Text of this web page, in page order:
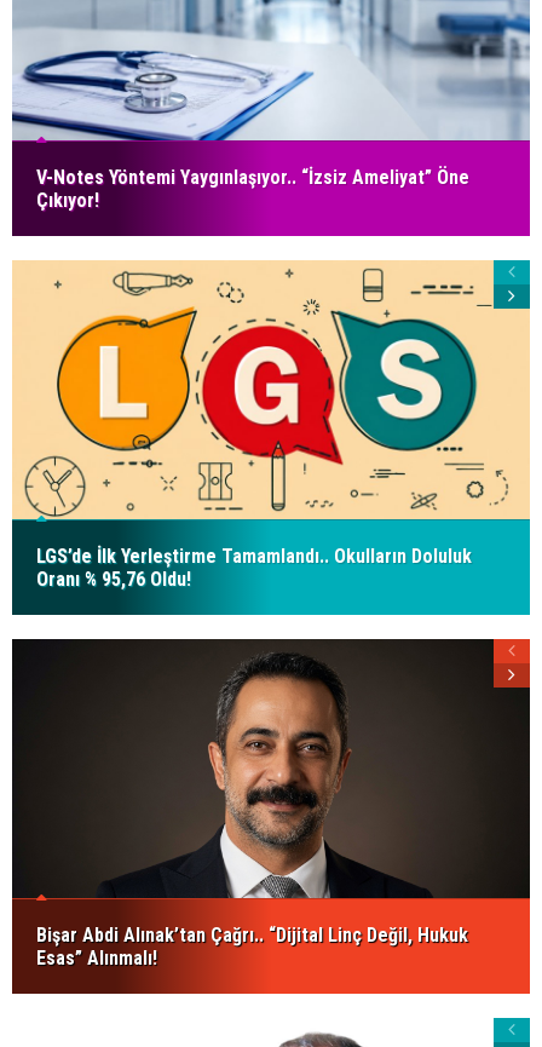
V-Notes Yöntemi Yaygınlaşıyor.. “İzsiz Ameliyat” Öne
Çıkıyor!
LGS’de İlk Yerleştirme Tamamlandı.. Okulların Doluluk
Oranı % 95,76 Oldu!
Bişar Abdi Alınak’tan Çağrı.. “Dijital Linç Değil, Hukuk
Esas” Alınmalı!